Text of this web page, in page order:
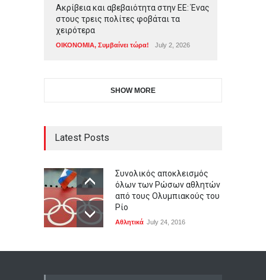
Ακρίβεια και αβεβαιότητα στην ΕΕ: Ένας
στους τρεις πολίτες φοβάται τα
χειρότερα
ΟΙΚΟΝΟΜΙΑ, Συμβαίνει τώρα! July 2, 2026
SHOW MORE
Latest Posts
Συνολικός αποκλεισμός
όλων των Ρώσων αθλητών
από τους Ολυμπιακούς του
Ρίο
Αθλητικά July 24, 2016